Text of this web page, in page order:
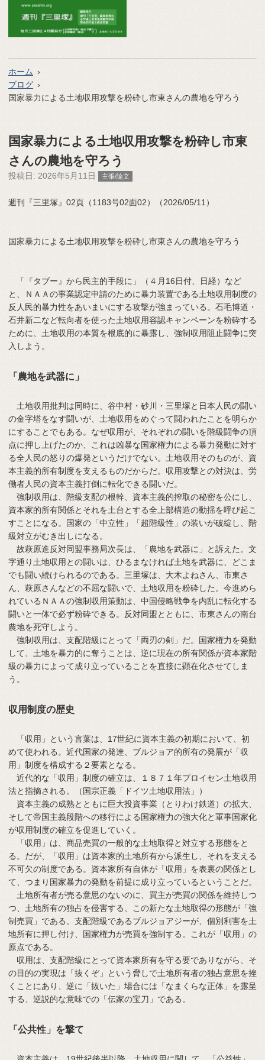
ホーム
ブログ
国家暴力による土地収用攻撃を粉砕し市東さんの農地を守ろう
国家暴力による土地収用攻撃を粉砕し市東
さんの農地を守ろう
投稿日: 2026年5月11日 主張/論文
週刊『三里塚』02頁（1183号02面02）（2026/05/11）
国家暴力による土地収用攻撃を粉砕し市東さんの農地を守ろう
「『タブー』から民主的手段に」（４月16日付、日経）など
と、ＮＡＡの事業認定申請のために暴力装置である土地収用制度の
反人民的暴力性をあいまいにする攻撃が強まっている。石毛博道・
石井新二など転向者を使った土地収用容認キャンペーンを粉砕する
ために、土地収用の本質を根底的に暴露し、強制収用阻止闘争に突
入しよう。
「農地を武器に」
土地収用批判は同時に、谷中村・砂川・三里塚と日本人民の闘い
の金字塔をなす闘いが、土地収用をめぐって闘われたことを明らか
にすることでもある。なぜ収用が、それぞれの闘いを階級闘争の頂
点に押し上げたのか、これは凶暴な国家権力による暴力発動に対す
る全人民の怒りの爆発というだけでない。土地収用そのものが、資
本主義的所有制度を支えるものだからだ。収用攻撃との対決は、労
働者人民の資本主義打倒に転化できる闘いだ。
強制収用は、階級支配の根幹、資本主義的搾取の秘密を公にし、
資本家的所有関係とそれを土台とする全上部構造の動揺を呼び起こ
すことになる。国家の「中立性」「超階級性」の装いが破綻し、階
級対立がむき出しになる。
故萩原進反対同盟事務局次長は、「農地を武器に」と訴えた。文
字通り土地収用との闘いは、ひるまなければ土地を武器に、どこま
でも闘い続けられるのである。三里塚は、大木よねさん、市東さ
ん、萩原さんなどの不屈な闘いで、土地収用を粉砕した。今進めら
れているＮＡＡの強制収用策動は、中国侵略戦争を内乱に転化する
闘いと一体で必ず粉砕できる。反対同盟とともに、市東さんの南台
農地を死守しよう。
強制収用は、支配階級にとって「両刃の剣」だ。国家権力を発動
して、土地を暴力的に奪うことは、逆に現在の所有関係が資本家階
級の暴力によって成り立っていることを直接に顕在化させてしま
う。
収用制度の歴史
「収用」という言葉は、17世紀に資本主義の初期において、初
めて使われる。近代国家の発達、ブルジョア的所有の発展が「収
用」制度を構成する２要素となる。
近代的な「収用」制度の確立は、１８７１年プロイセン土地収用
法と指摘される。（国宗正義「ドイツ土地収用法」）
資本主義の成熟とともに巨大投資事業（とりわけ鉄道）の拡大、
そして帝国主義段階への移行による国家権力の強大化と軍事国家化
が収用制度の確立を促進していく。
「収用」は、商品売買の一般的な土地取得と対立する形態をと
る。だが、「収用」は資本家的土地所有から派生し、それを支える
不可欠の制度である。資本家所有自体が「収用」を表裏の関係とし
て、つまり国家暴力の発動を前提に成り立っているということだ。
土地所有者が売る意思のないのに、買主が売買の関係を維持しつ
つ、土地所有の独占を侵害する、この新たな土地取得の形態が「強
制売買」である。支配階級であるブルジョアジーが、個別利害を土
地所有に押し付け、国家権力が売買を強制する。これが「収用」の
原点である。
収用は、支配階級にとって資本家所有を守る要でありながら、そ
の目的の実現は「抜くぞ」という脅しで土地所有者の独占意思を挫
くことにあり、逆に「抜いた」場合には「なまくらな正体」を露呈
する、逆説的な意味での「伝家の宝刀」である。
「公共性」を撃て